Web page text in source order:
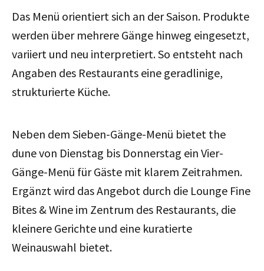
Das Menü orientiert sich an der Saison. Produkte
werden über mehrere Gänge hinweg eingesetzt,
variiert und neu interpretiert. So entsteht nach
Angaben des Restaurants eine geradlinige,
strukturierte Küche.
Neben dem Sieben-Gänge-Menü bietet the
dune von Dienstag bis Donnerstag ein Vier-
Gänge-Menü für Gäste mit klarem Zeitrahmen.
Ergänzt wird das Angebot durch die Lounge Fine
Bites & Wine im Zentrum des Restaurants, die
kleinere Gerichte und eine kuratierte
Weinauswahl bietet.